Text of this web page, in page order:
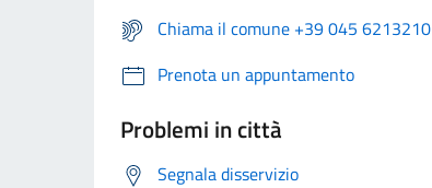
Chiama il comune +39 045 6213210
Prenota un appuntamento
Problemi in città
Segnala disservizio